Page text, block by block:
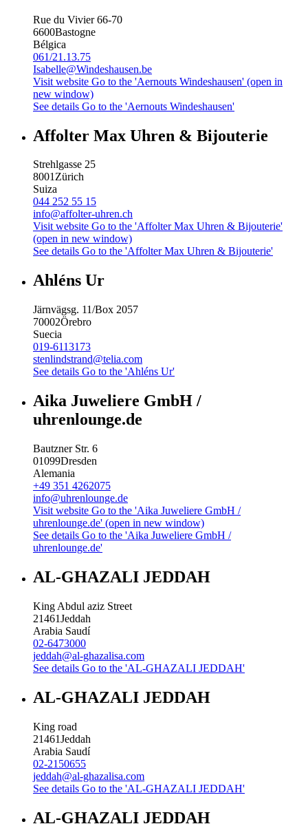
Rue du Vivier 66-70
6600Bastogne
Bélgica
061/21.13.75
Isabelle@Windeshausen.be
Visit website Go to the 'Aernouts Windeshausen' (open in
new window)
See details Go to the 'Aernouts Windeshausen'
Affolter Max Uhren & Bijouterie
Strehlgasse 25
8001Zürich
Suiza
044 252 55 15
info@affolter-uhren.ch
Visit website Go to the 'Affolter Max Uhren & Bijouterie'
(open in new window)
See details Go to the 'Affolter Max Uhren & Bijouterie'
Ahléns Ur
Järnvägsg. 11/Box 2057
70002Örebro
Suecia
019-6113173
stenlindstrand@telia.com
See details Go to the 'Ahléns Ur'
Aika Juweliere GmbH /
uhrenlounge.de
Bautzner Str. 6
01099Dresden
Alemania
+49 351 4262075
info@uhrenlounge.de
Visit website Go to the 'Aika Juweliere GmbH /
uhrenlounge.de' (open in new window)
See details Go to the 'Aika Juweliere GmbH /
uhrenlounge.de'
AL-GHAZALI JEDDAH
King Abdul aziz Street
21461Jeddah
Arabia Saudí
02-6473000
jeddah@al-ghazalisa.com
See details Go to the 'AL-GHAZALI JEDDAH'
AL-GHAZALI JEDDAH
King road
21461Jeddah
Arabia Saudí
02-2150655
jeddah@al-ghazalisa.com
See details Go to the 'AL-GHAZALI JEDDAH'
AL-GHAZALI JEDDAH